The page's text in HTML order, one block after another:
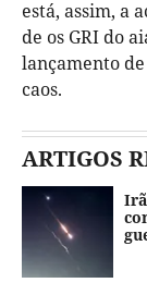
está, assim, a
de os GRI do
lançamento
caos.
ARTIGOS